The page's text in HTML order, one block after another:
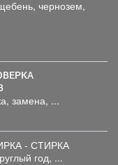
чернозем,
замена, ...
- СТИРКА
год, ...